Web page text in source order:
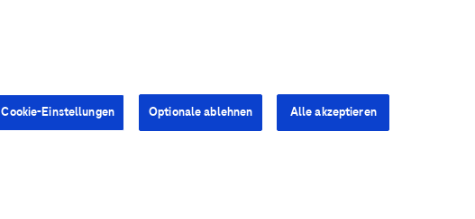
Cookie-Einstellungen Optionale ablehnen Alle akzeptieren